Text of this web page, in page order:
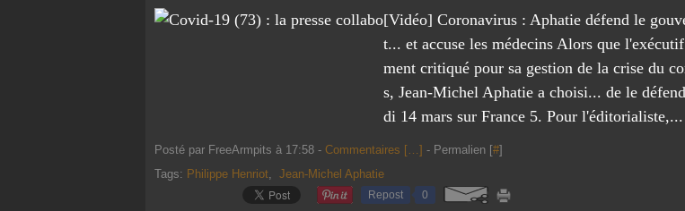
[Vidéo] Coronavirus : Aphatie défend le
t... et accuse les médecins Alors que
ment critiqué pour sa gestion de la crise du
s, Jean-Michel Aphatie a choisi... de le
di 14 mars sur France 5. Pour l'éditorialiste,...
Posté par FreeArmpits à 17:58 - Commentaires […] - Permalien [#]
Tags: Philippe Henriot, Jean-Michel Aphatie
Repost 0